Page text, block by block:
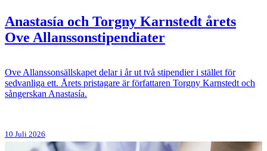
Anastasía och Torgny Karnstedt årets
Ove Allanssonstipendiater
Ove Allanssonsällskapet delar i år ut två stipendier i stället för
sedvanliga ett. Årets pristagare är författaren Torgny Karnstedt och
sångerskan Anastasía.
10 Juli 2026